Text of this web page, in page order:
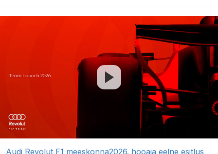
Audi Revolut F1 meeskonna2026. hooaja eelne esitlus